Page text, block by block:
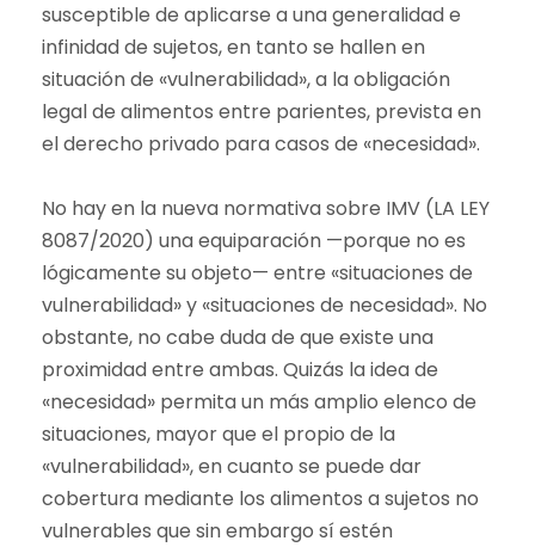
susceptible de aplicarse a una generalidad e
infinidad de sujetos, en tanto se hallen en
situación de «vulnerabilidad», a la obligación
legal de alimentos entre parientes, prevista en
el derecho privado para casos de «necesidad».
No hay en la nueva normativa sobre IMV (LA LEY
8087/2020) una equiparación —porque no es
lógicamente su objeto— entre «situaciones de
vulnerabilidad» y «situaciones de necesidad». No
obstante, no cabe duda de que existe una
proximidad entre ambas. Quizás la idea de
«necesidad» permita un más amplio elenco de
situaciones, mayor que el propio de la
«vulnerabilidad», en cuanto se puede dar
cobertura mediante los alimentos a sujetos no
vulnerables que sin embargo sí estén